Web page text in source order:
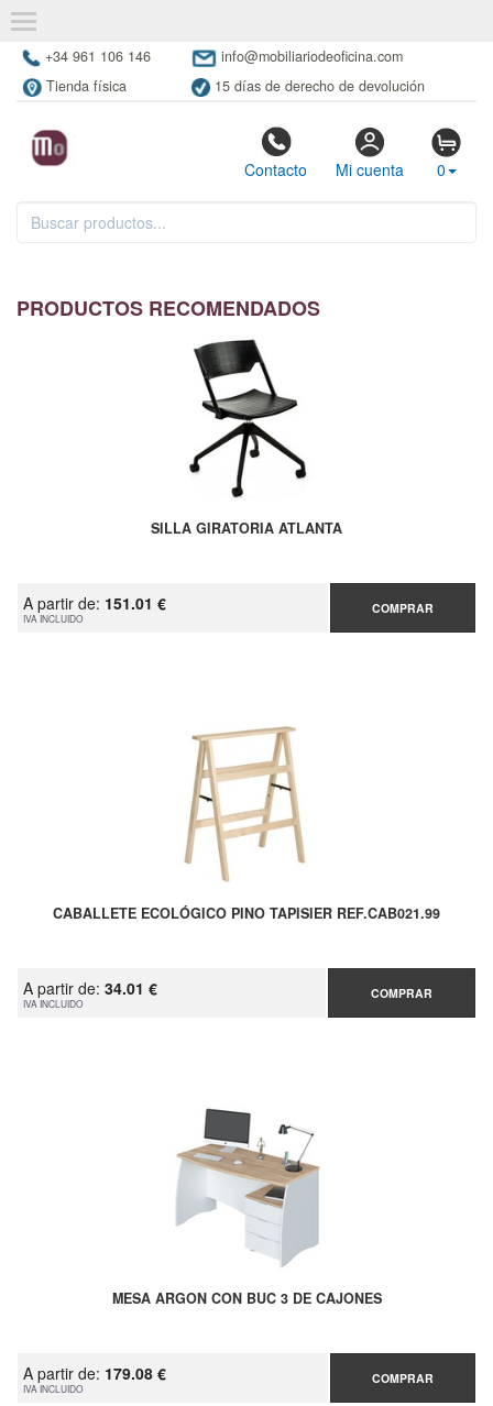
+34 961 106 146
info@mobiliariodeoficina.com
Tienda física
15 días de derecho de devolución
Contacto Mi cuenta 0
PRODUCTOS RECOMENDADOS
SILLA GIRATORIA ATLANTA
A partir de: 151.01 €
IVA INCLUIDO
COMPRAR
CABALLETE ECOLÓGICO PINO TAPISIER REF.CAB021.99
A partir de: 34.01 €
IVA INCLUIDO
COMPRAR
MESA ARGON CON BUC 3 DE CAJONES
A partir de: 179.08 €
IVA INCLUIDO
COMPRAR